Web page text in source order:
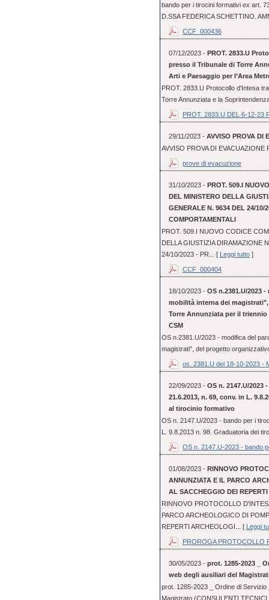
bando per i tirocini formativi ex art.
D.SSA FEDERICA SCHETTINO.
CCF_000436
07/12/2023 - PROT. 2833.U
presso il Tribunale di Torre
Arti e Paesaggio per l’Area
PROT. 2833.U Protocollo d'Intesa
Torre Annunziata e la
PROT. 2833.U DEL 6-12-23
29/11/2023 - AVVISO PROVA DI
AVVISO PROVA DI
prove di evacuzione
31/10/2023 - PROT. 509.I
DEL MINISTERO DELLA
GENERALE N. 9634 DEL 24/10/
COMPORTAMENTALI
PROT. 509.I NUOVO CODICE
DELLA GIUSTIZIA DIRAMAZIONE
24/10/2023 - PR... [ Leggi tutto]
CCF_000404
18/10/2023 - OS n.2381.U/2023
mobilità interna dei
Torre Annunziata per il triennio
CSM
OS n.2381.U/2023 - modifica del
magistrati", del progetto
os. 2381.U del 18-10-2023 -
22/09/2023 - OS n. 2147.U/
21.6.2013, n. 69, conv. in L.
al tirocinio formativo
OS n. 2147.U/2023 - bando per i
L. 9.8.2013 n. 98. Graduatoria dei
OS n. 2147.U-2023 - bando
01/08/2023 - RINNOVO
ANNUNZIATA E IL PARCO
AL SACCHEGGIO DEI
RINNOVO PROTOCOLLO
PARCO ARCHEOLOGICO DI
REPERTI ARCHEOLOGI... [ Leggi
PROROGA PROTOCOLLO
30/05/2023 - prot. 1285-2023 _
web degli ausiliari del
prot. 1285-2023 _ Ordine di
Magistrato (CONSULENTI TECNICI